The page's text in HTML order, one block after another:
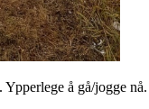
Ypperlege å gå/jogge